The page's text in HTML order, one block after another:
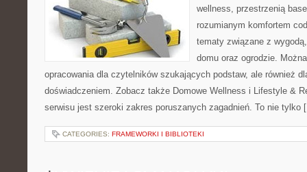
wellness, przestrzenią
rozumianym komfortem
tematy związane z
domu oraz ogrodzie.
opracowania dla czytelników szukających podstaw, ale również
doświadczeniem. Zobacz także Domowe Wellness i Lifestyle &
serwisu jest szeroki zakres poruszanych zagadnień. To nie tylko
CATEGORIES: FRAMEWORKI I BIBLIOTEKI